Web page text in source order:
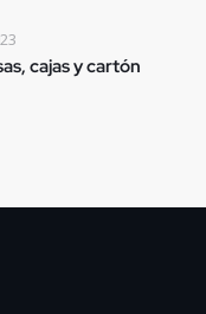
cajas y cartón